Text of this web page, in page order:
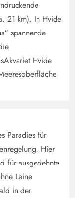
21 km). In Hvide
spannende
Hvide
Paradies für
Hier
für ausgedehnte
Leine
in der